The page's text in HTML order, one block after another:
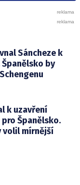
Sáncheze k
by
k uzavření
Španělsko.
volil mírnější